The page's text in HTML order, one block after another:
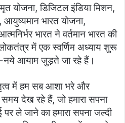
योजना, डिजिटल इंडिया मिशन,
आयुष्यमान भारत योजना,
भारत ने वर्तमान भारत की
में एक स्वर्णिम अध्याय शुरू
आयाम जुड़ते जा रहे हैं।
में हम सब आशा भरे और
समय देख रहे हैं, जो हमारा सपना
ले जाने का हमारा सपना जल्दी